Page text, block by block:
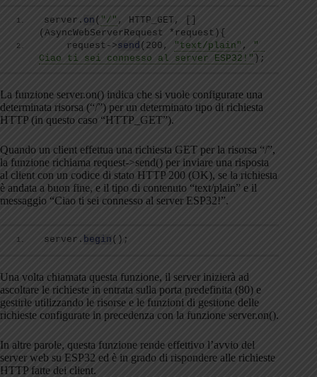
server. on ( "/" , HTTP_GET,
( AsyncWebServerRequest *request ){
    request-
>send ( 200, "text/plain" ,
"
Ciao ti sei connesso al server ESP32!" ) ;
La funzione server.on() indica che si vuole configurare una
determinata risorsa (“/”) per un determinato tipo di richiesta
HTTP (in questo caso “HTTP_GET”).
Quando un client effettua una richiesta GET per la risorsa “/”,
la funzione richiama request->send() per inviare una risposta
al client con un codice di stato HTTP 200 (OK), se la richiesta
è andata a buon fine, e il tipo di contenuto “text/plain” e il
messaggio “Ciao ti sei connesso al server ESP32!”.
server. begin () ;
Una volta chiamata questa funzione, il server inizierà ad
ascoltare le richieste in entrata sulla porta predefinita (80) e
gestirle utilizzando le risorse e le funzioni di gestione delle
richieste configurate in precedenza con la funzione server.on().
In altre parole, questa funzione rende effettivo l’avvio del
server web su ESP32 ed è in grado di rispondere alle richieste
HTTP fatte dei client.